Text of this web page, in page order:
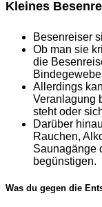
Kleines
Besenreiser
Ob man sie
die
Allerdings
Veranlagung
steht oder
Darüber
Rauchen,
Saunagänge
begünstigen.
Was du gegen die